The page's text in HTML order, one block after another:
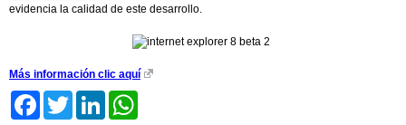
evidencia la calidad de este desarrollo.
Más información clic aquí
FacebookTwitter LinkedIn